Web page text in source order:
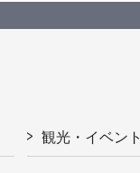
観光・イベント